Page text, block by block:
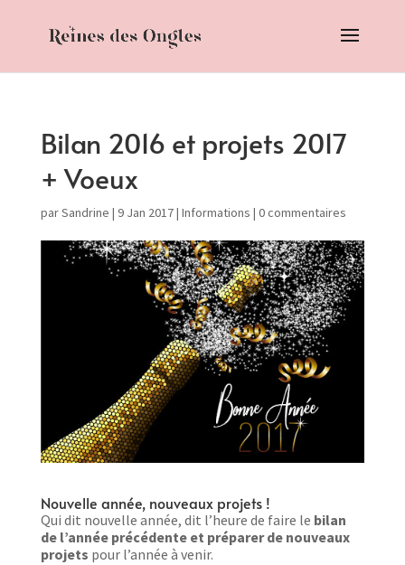
Bilan 2016 et projets 2017
+ Voeux
parSandrine | 9 Jan 2017| Informations | 0 commentaires
Nouvelle année, nouveaux projets !
Qui dit nouvelle année, dit l’heure de faire le bilan
de l’année précédente et préparer de nouveaux
projets pour l’année à venir.